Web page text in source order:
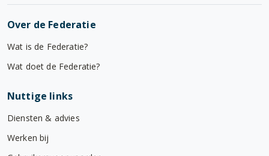
Over de Federatie
Wat is de Federatie?
Wat doet de Federatie?
Nuttige links
Diensten & advies
Werken bij